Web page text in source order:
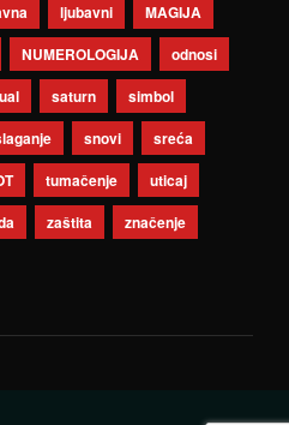
ljubavni
MAGIJA
NUMEROLOGIJA
odnosi
saturn
simbol
snovi
sreća
tumačenje
uticaj
zaštita značenje